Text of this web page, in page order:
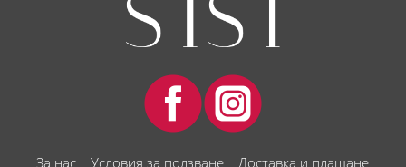
За нас Условия за ползване
Доставка и плащане